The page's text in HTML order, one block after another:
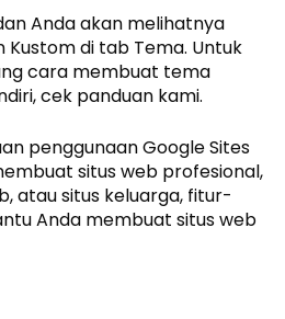
Anda akan melihatnya
Kustom di tab Tema. Untuk
cara membuat tema
cek panduan kami.
penggunaan Google Sites
situs web profesional,
atau situs keluarga, fitur-
Anda membuat situs web